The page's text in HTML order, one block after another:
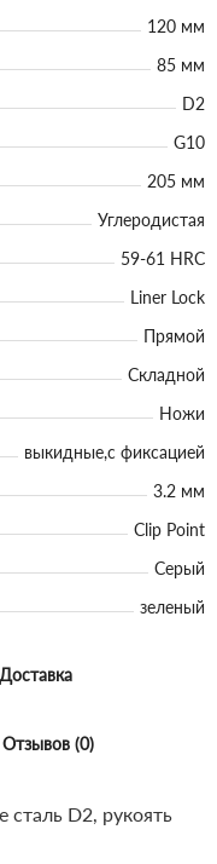
120 мм
85 мм
D2
G10
205 мм
Углеродистая
59-61 HRC
Liner Lock
Прямой
Складной
Ножи
выкидные,с фиксацией
3.2 мм
Clip Point
Серый
зеленый
Доставка
Отзывов (0)
D2, рукоять